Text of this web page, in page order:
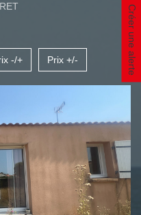
Créer une alerte
-/+ Prix +/-